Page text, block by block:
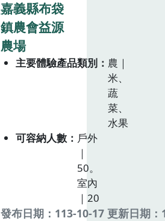
嘉義縣布袋
鎮農會益源
農場
主要體驗產品類別
農｜
米、
蔬
菜、
水果
可容納人數
戶外
｜
50。
室內
｜20
發布日期：113-10-17 更新日期